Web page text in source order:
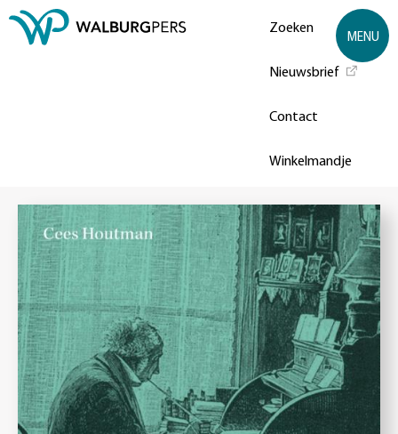
Zoeken
Nieuwsbrief
Contact
Winkelmandje
MENU